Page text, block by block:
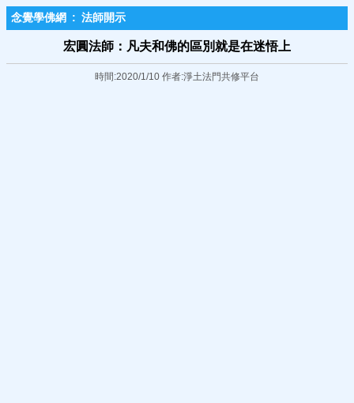
念覺學佛網 : 法師開示
宏圓法師：凡夫和佛的區別就是在迷悟上
時間:2020/1/10 作者:淨土法門共修平台